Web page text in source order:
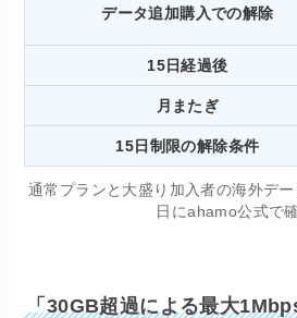
データ追加購入での解除
15日経過後
月またぎ
15日制限の解除条件
通常プランと大盛り加入者の海外デ
日にahamo公式で確
「30GB超過による最大